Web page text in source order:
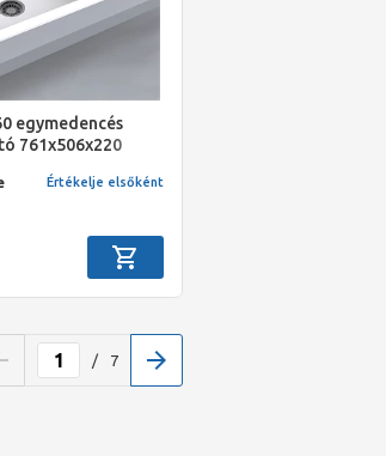
egymedencés
761x506x220
Értékelje elsőként
/ 7